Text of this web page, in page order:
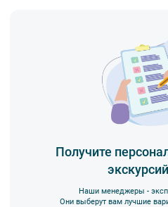
Получите
Наши менеджеры -
Они выберут вам лучшие